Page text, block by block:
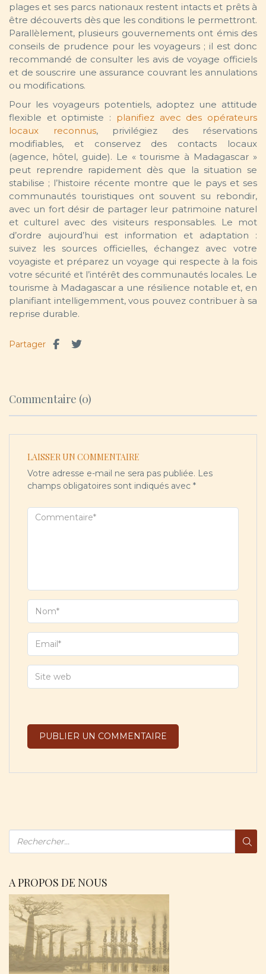
plages et ses parcs nationaux restent intacts et prêts à
être découverts dès que les conditions le permettront.
Parallèlement, plusieurs gouvernements ont émis des
conseils de prudence pour les voyageurs ; il est donc
recommandé de consulter les avis de voyage officiels
et de souscrire une assurance couvrant les annulations
ou modifications.
Pour les voyageurs potentiels, adoptez une attitude
flexible et optimiste : planifiez avec des opérateurs
locaux reconnus, privilégiez des réservations
modifiables, et conservez des contacts locaux
(agence, hôtel, guide). Le « tourisme à Madagascar »
peut reprendre rapidement dès que la situation se
stabilise ; l’histoire récente montre que le pays et ses
communautés touristiques ont souvent su rebondir,
avec un fort désir de partager leur patrimoine naturel
et culturel avec des visiteurs responsables. Le mot
d’ordre aujourd’hui est information et adaptation :
suivez les sources officielles, échangez avec votre
voyagiste et préparez un voyage qui respecte à la fois
votre sécurité et l’intérêt des communautés locales. Le
tourisme à Madagascar a une résilience notable et, en
planifiant intelligemment, vous pouvez contribuer à sa
reprise durable.
Partager
Commentaire (0)
LAISSER UN COMMENTAIRE
Votre adresse e-mail ne sera pas publiée. Les
champs obligatoires sont indiqués avec *
A PROPOS DE NOUS